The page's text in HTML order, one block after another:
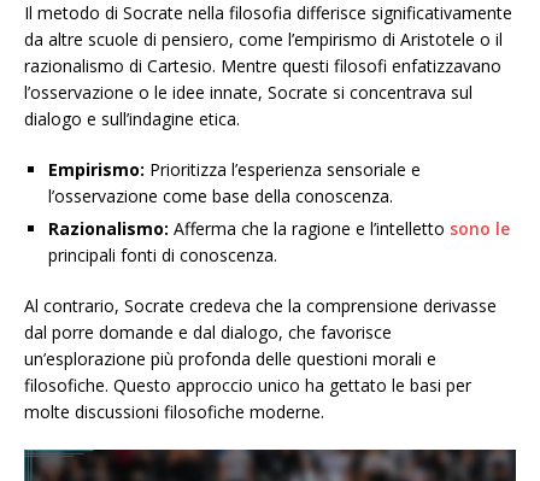
Il metodo di Socrate nella filosofia differisce significativamente
da altre scuole di pensiero, come l’empirismo di Aristotele o il
razionalismo di Cartesio. Mentre questi filosofi enfatizzavano
l’osservazione o le idee innate, Socrate si concentrava sul
dialogo e sull’indagine etica.
Empirismo: Prioritizza l’esperienza sensoriale e
l’osservazione come base della conoscenza.
Razionalismo: Afferma che la ragione e l’intelletto sono le
principali fonti di conoscenza.
Al contrario, Socrate credeva che la comprensione derivasse
dal porre domande e dal dialogo, che favorisce
un’esplorazione più profonda delle questioni morali e
filosofiche. Questo approccio unico ha gettato le basi per
molte discussioni filosofiche moderne.